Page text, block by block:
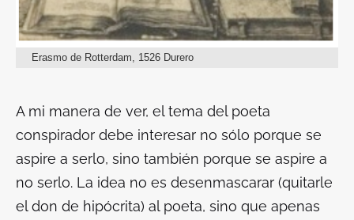
Erasmo de Rotterdam, 1526 Durero
A mi manera de ver, el tema del poeta
conspirador debe interesar no sólo porque se
aspire a serlo, sino también porque se aspire a
no serlo. La idea no es desenmascarar (quitarle
el don de hipócrita) al poeta, sino que apenas